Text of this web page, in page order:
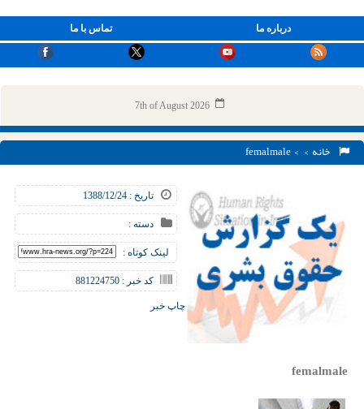
تماس با ما درباره ما
7th of August 2026
خانه > > femalmale
تاریخ : 1388/12/24
دسته :
لینک کوتاه :
کد خبر : 881224750
چاپ خبر
femalmale